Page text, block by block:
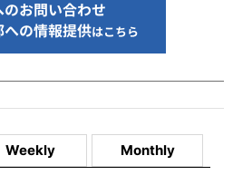
Weekly Monthly